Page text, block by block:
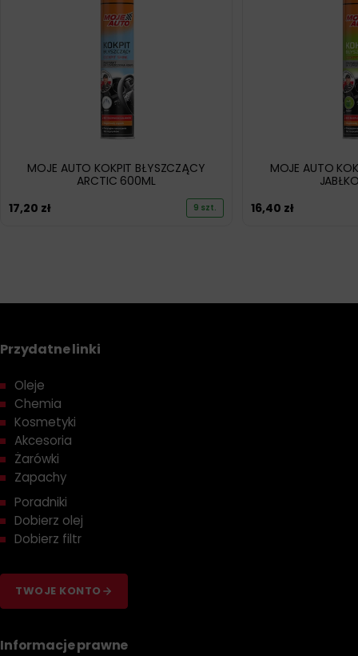
MOJE AUTO KOKPIT BŁYSZCZĄCY
ARCTIC 600ML
17,20 zł 9 szt.
MOJE AUTO
16,40 zł
Przydatne linki
Oleje
Chemia
Kosmetyki
Akcesoria
Żarówki
Zapachy
Poradniki
Dobierz olej
Dobierz filtr
TWOJE KONTO
Informacje prawne